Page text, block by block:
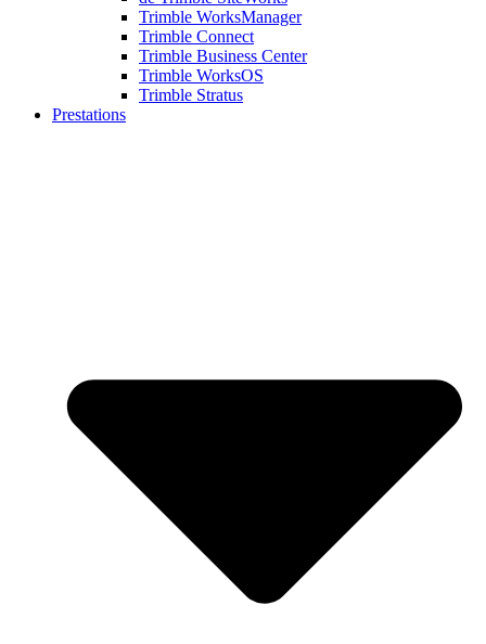
Trimble WorksManager
Trimble Connect
Trimble Business Center
Trimble WorksOS
Trimble Stratus
Prestations